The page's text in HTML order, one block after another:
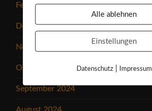
Februar 2025
Dezember 2024
November 2024
Oktober 2024
September 2024
Alle ablehnen
Einstellungen
Datenschutz| Impressum